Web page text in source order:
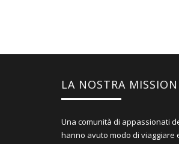
LA NOSTRA MISSION
Una comunità di appassionati
hanno avuto modo di viaggiare